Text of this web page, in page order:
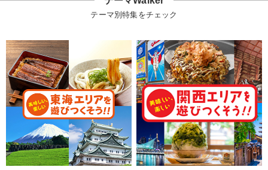
テーマ別特集をチェック